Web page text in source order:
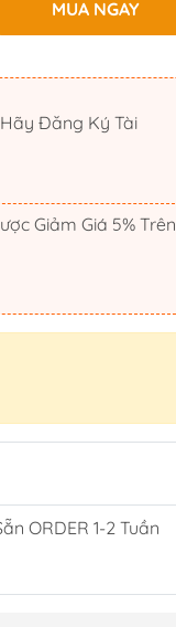
Tắc Điện
Ắc Quy Tự Động
Gạt Mưa 12/24V
MUA NGAY
Đăng Ký Tài
Giảm Giá 5% Trên
ORDER 1-2 Tuần